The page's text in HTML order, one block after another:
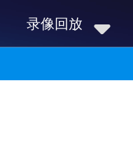
录像回放